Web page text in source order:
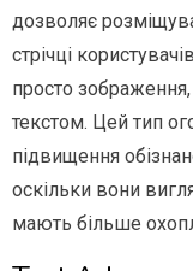
дозволяє
стрічці
просто
текстом. Цей тип
підвищення
оскільки вони
мають більше